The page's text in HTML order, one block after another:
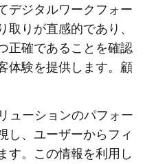
デジタルワークフォー
りが直感的であり、
正確であることを確認
体験を提供します。顧
ューションのパフォー
し、ユーザーからフィ
す。この情報を利用し